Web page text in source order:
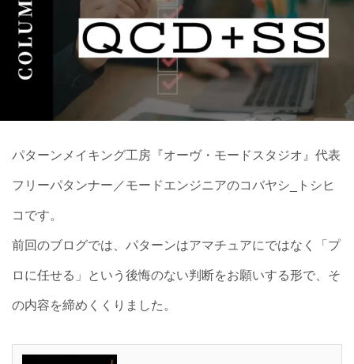
パターンメイキング工房『オーヴ・モードスタジオ』代表
フリーパタンナー／モードエンジニアのコバヤシ_トシヒ
コです。
前回のブログでは、パターンはアマチュアにではなく「プ
ロに任せる」という後悔のない判断をお願いする形で、そ
の内容を締めくくりました。